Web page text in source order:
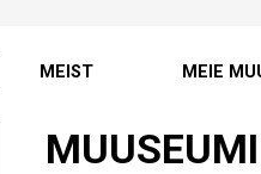
MEIST MEIE